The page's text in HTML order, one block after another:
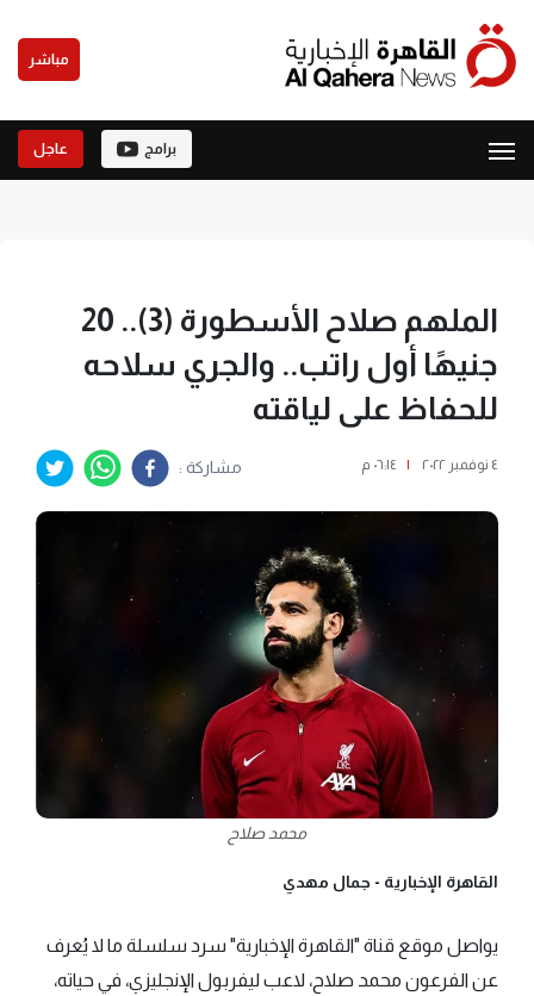
مباشر
برامج عاجل
الملهم صلاح الأسطورة (3).. 20
جنيهًا أول راتب.. والجري سلاحه
للحفاظ على لياقته
٤ نوفمبر ٢٠٢٢ | ٠٦:١٤ م مشاركة :
محمد صلاح
القاهرة الإخبارية - جمال مهدي
يواصل موقع قناة "القاهرة الإخبارية" سرد سلسلة ما لا يُعرف
عن الفرعون محمد صلاح، لاعب ليفربول الإنجليزي، في حياته،